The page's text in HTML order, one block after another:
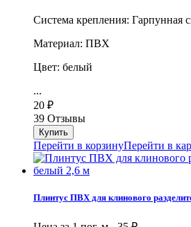
Система крепления: Гарпунная
Материал: ПВХ
Цвет: белый
...
20 ₽
39 Отзывы
Перейти в корзинуПерейти в
Плинтус ПВХ для клинового